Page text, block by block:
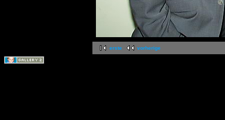
erste vorherige